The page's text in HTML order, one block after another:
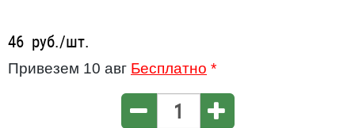
46 руб./шт.
Привезем 10 авг Бесплатно *